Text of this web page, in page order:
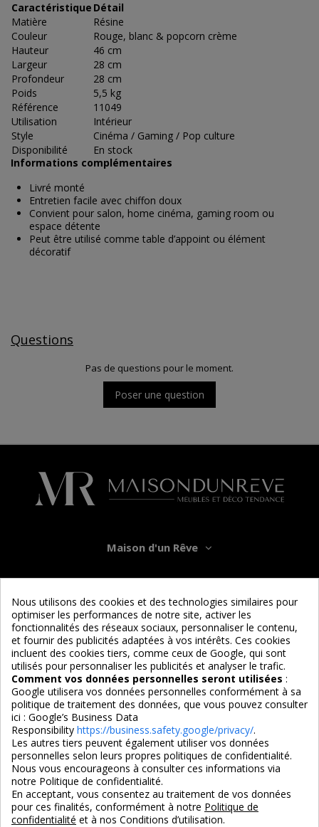
Caractéristique Détail
Matière
Résine
Couleur
Rouge, blanc & popcorn crème
Hauteur
46 cm
Largeur
28 cm
Profondeur
28 cm
Poids
5,5 kg
Référence
11049
Utilisation
Intérieur
Style
Cinéma / Gaming / Pop culture
Disponibilité
En stock
Informations complémentaires
Livré monté
Entretien facile avec chiffon doux
Convient pour salon, home cinéma, gaming room ou
espace détente
Peut être utilisé comme table d’appoint ou élément
décoratif
Questions
Pas de questions pour le moment.
Poser une question
Maison d'un Rêve
Informations
Services
Nous suivre
4,7/5
3X SANS FRAIS
PAIEMENT 100% SÉCURISÉ
Nous utilisons des cookies et des technologies similaires pour
optimiser les performances de notre site, activer les
fonctionnalités des réseaux sociaux, personnaliser le contenu,
et fournir des publicités adaptées à vos intérêts. Ces cookies
incluent des cookies tiers, comme ceux de Google, qui sont
utilisés pour personnaliser les publicités et analyser le trafic.
Comment vos données personnelles seront utilisées :
Google utilisera vos données personnelles conformément à sa
politique de traitement des données, que vous pouvez consulter
ici : Google’s Business Data
Responsibility https://business.safety.google/privacy/.
Les autres tiers peuvent également utiliser vos données
personnelles selon leurs propres politiques de confidentialité.
Nous vous encourageons à consulter ces informations via
notre Politique de confidentialité.
En acceptant, vous consentez au traitement de vos données
pour ces finalités, conformément à notre Politique de
confidentialité et à nos Conditions d’utilisation.